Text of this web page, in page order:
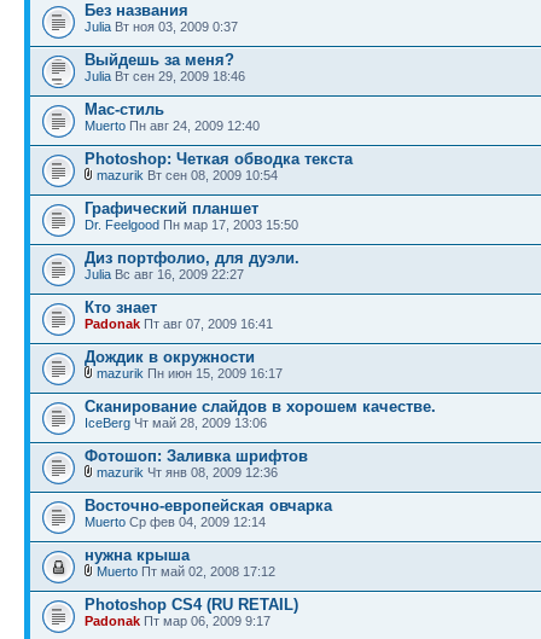
Без названия
Julia Вт ноя 03, 2009 0:37
Выйдешь за меня?
Julia Вт сен 29, 2009 18:46
Mac-стиль
Muerto Пн авг 24, 2009 12:40
Photoshop: Четкая обводка текста
mazurik Вт сен 08, 2009 10:54
Графический планшет
Dr. Feelgood Пн мар 17, 2003 15:50
Диз портфолио, для дуэли.
Julia Вс авг 16, 2009 22:27
Кто знает
Padonak Пт авг 07, 2009 16:41
Дождик в окружности
mazurik Пн июн 15, 2009 16:17
Сканирование слайдов в хорошем качестве.
IceBerg Чт май 28, 2009 13:06
Фотошоп: Заливка шрифтов
mazurik Чт янв 08, 2009 12:36
Восточно-европейская овчарка
Muerto Ср фев 04, 2009 12:14
нужна крыша
Muerto Пт май 02, 2008 17:12
Photoshop CS4 (RU RETAIL)
Padonak Пт мар 06, 2009 9:17